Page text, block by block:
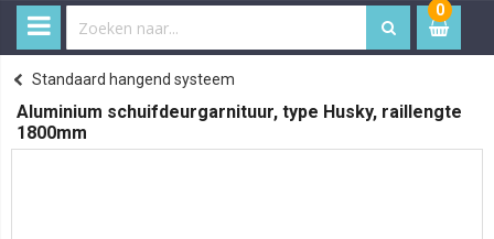
0
item
Home
Hangende schuifdeursystemen
Standaard hangend systeem
Aluminium schuifdeurgarnituur, type Husky, raillengte
1800mm